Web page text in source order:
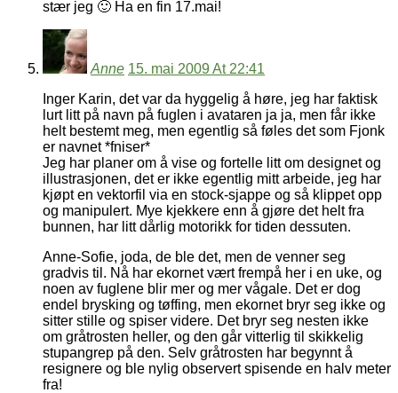
stær jeg 🙂 Ha en fin 17.mai!
Anne 15. mai 2009 At 22:41
Inger Karin, det var da hyggelig å høre, jeg har faktisk
lurt litt på navn på fuglen i avataren ja ja, men får ikke
helt bestemt meg, men egentlig så føles det som Fjonk
er navnet *fniser*
Jeg har planer om å vise og fortelle litt om designet og
illustrasjonen, det er ikke egentlig mitt arbeide, jeg har
kjøpt en vektorfil via en stock-sjappe og så klippet opp
og manipulert. Mye kjekkere enn å gjøre det helt fra
bunnen, har litt dårlig motorikk for tiden dessuten.
Anne-Sofie, joda, de ble det, men de venner seg
gradvis til. Nå har ekornet vært frempå her i en uke, og
noen av fuglene blir mer og mer vågale. Det er dog
endel brysking og tøffing, men ekornet bryr seg ikke og
sitter stille og spiser videre. Det bryr seg nesten ikke
om gråtrosten heller, og den går vitterlig til skikkelig
stupangrep på den. Selv gråtrosten har begynnt å
resignere og ble nylig observert spisende en halv meter
fra!